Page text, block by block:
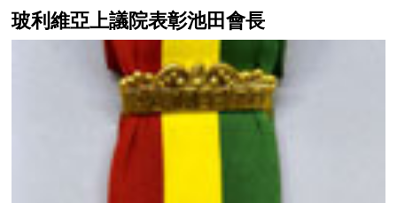
玻利維亞上議院表彰池田會長